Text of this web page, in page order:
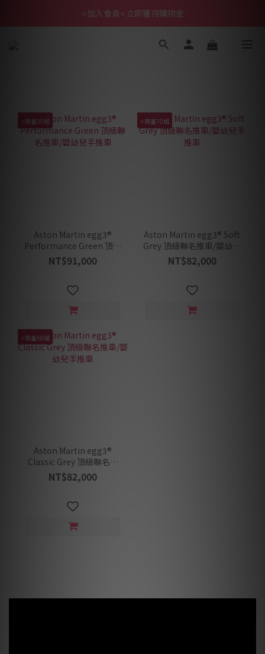
⭐加入會員⭐立即獲得購物金
⭐限量30組
Aston Martin egg3®
Performance Green 頂級
聯名推車/嬰幼兒手推車
NT$91,000
⭐限量70組
Aston Martin egg3® Soft
Grey 頂級聯名推車/嬰幼兒
手推車
NT$82,000
⭐限量68組
Aston Martin egg3®
Classic Grey 頂級聯名推
車/嬰幼兒手推車
NT$82,000